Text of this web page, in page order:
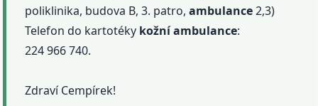
poliklinika, budova B, 3. patro,ambulance2,3)
Telefon do kartotéky kožníambulance:
224 966 740.
Zdraví Cempírek!